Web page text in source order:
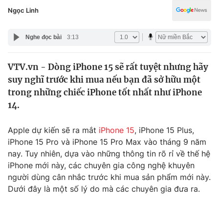
Thế giới
Tin tức
Câu chuyện quốc tế
Kinh tế
Tài chính
Thị trường
Góc doanh nghiệp
Dữ liệu và đời sống
Truyền hình
Phim VTV
Giải trí
Đời sống
Giáo dục
Ngọc Linh
Nghe đọc bài 3:13
VTV.vn - Dòng iPhone 15 sẽ rất tuyệt nhưng hãy
suy nghĩ trước khi mua nếu bạn đã sở hữu một
trong những chiếc iPhone tốt nhất như iPhone
14.
Apple dự kiến sẽ ra mắt iPhone 15, iPhone 15 Plus,
iPhone 15 Pro và iPhone 15 Pro Max vào tháng 9 năm
nay. Tuy nhiên, dựa vào những thông tin rõ rỉ về thế hệ
iPhone mới này, các chuyên gia công nghệ khuyên
người dùng cân nhắc trước khi mua sản phẩm mới này.
Dưới đây là một số lý do mà các chuyên gia đưa ra.